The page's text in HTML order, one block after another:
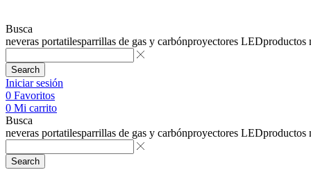
Busca
neveras portatilesparrillas de gas y carbónproyectores LEDproductos
Search
Iniciar sesión
0 Favoritos
0 Mi carrito
Busca
neveras portatilesparrillas de gas y carbónproyectores LEDproductos
Search